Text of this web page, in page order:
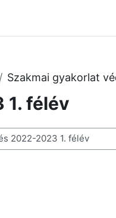
Szakmai gyakorlat
1. félév